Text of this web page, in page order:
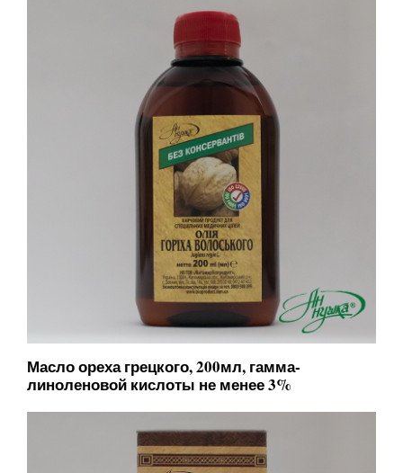
Масло ореха грецкого, 200мл, гамма-
линоленовой кислоты не менее 3%